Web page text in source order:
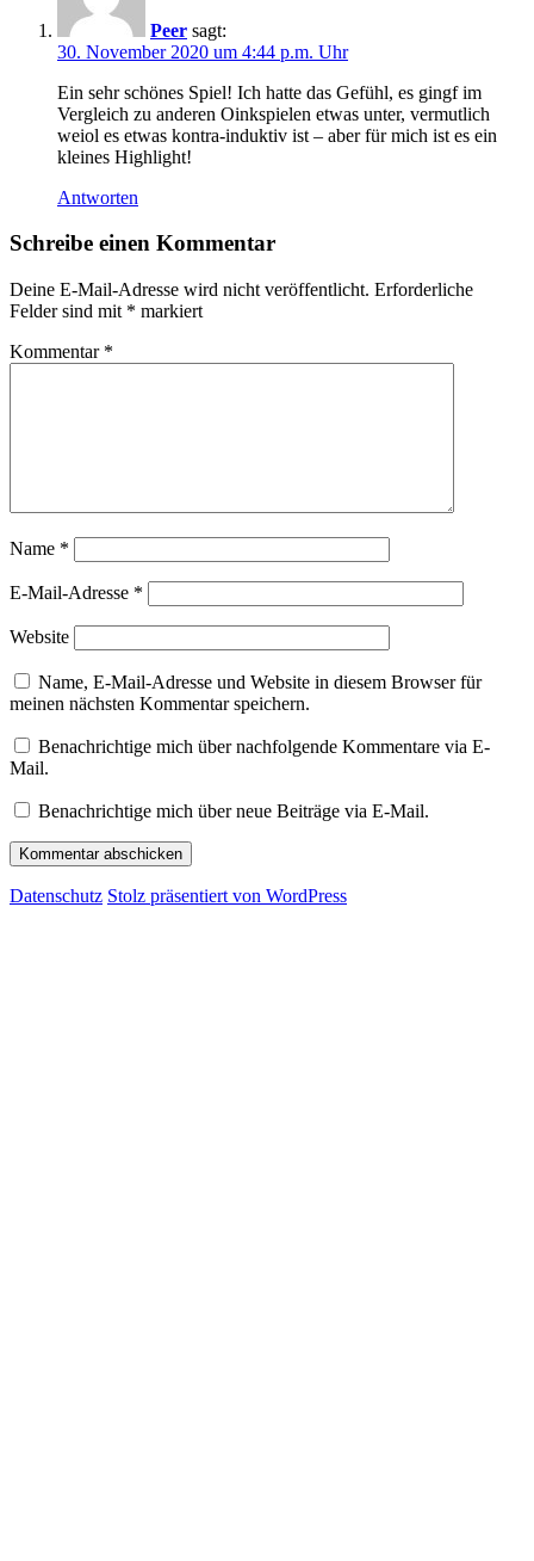
Peer sagt:
30. November 2020 um 4:44 p.m. Uhr
Ein sehr schönes Spiel! Ich hatte das Gefühl, es gingf im
Vergleich zu anderen Oinkspielen etwas unter, vermutlich
weiol es etwas kontra-induktiv ist – aber für mich ist es ein
kleines Highlight!
Antworten
Schreibe einen Kommentar
Deine E-Mail-Adresse wird nicht veröffentlicht. Erforderliche
Felder sind mit * markiert
Kommentar *
Name *
E-Mail-Adresse *
Website
Name, E-Mail-Adresse und Website in diesem Browser für
meinen nächsten Kommentar speichern.
Benachrichtige mich über nachfolgende Kommentare via E-
Mail.
Benachrichtige mich über neue Beiträge via E-Mail.
Datenschutz Stolz präsentiert von WordPress